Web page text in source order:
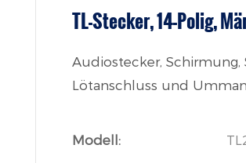
TL-Stecker, 14-Polig,
Audiostecker, Schirmung,
Lötanschluss und
Modell: